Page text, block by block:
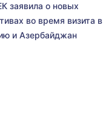
заявила о новых
во время визита в
и Азербайджан